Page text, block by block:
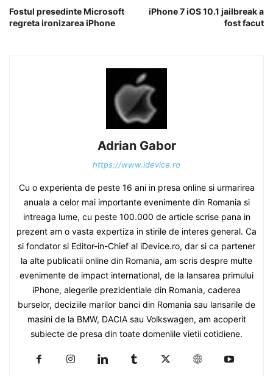
Fostul presedinte Microsoft
regreta ironizarea iPhone
iPhone 7 iOS 10.1 jailbreak a
fost facut
Adrian Gabor
https://www.idevice.ro
Cu o experienta de peste 16 ani in presa online si urmarirea
anuala a celor mai importante evenimente din Romania si
intreaga lume, cu peste 100.000 de article scrise pana in
prezent am o vasta expertiza in stirile de interes general. Ca
si fondator si Editor-in-Chief al iDevice.ro, dar si ca partener
la alte publicatii online din Romania, am scris despre multe
evenimente de impact international, de la lansarea primului
iPhone, alegerile prezidentiale din Romania, caderea
burselor, deciziile marilor banci din Romania sau lansarile de
masini de la BMW, DACIA sau Volkswagen, am acoperit
subiecte de presa din toate domeniile vietii cotidiene.